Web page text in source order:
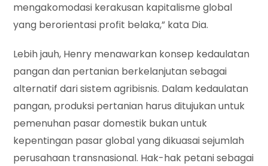
mengakomodasi kerakusan kapitalisme global
yang berorientasi profit belaka,” kata Dia.
Lebih jauh, Henry menawarkan konsep kedaulatan
pangan dan pertanian berkelanjutan sebagai
alternatif dari sistem agribisnis. Dalam kedaulatan
pangan, produksi pertanian harus ditujukan untuk
pemenuhan pasar domestik bukan untuk
kepentingan pasar global yang dikuasai sejumlah
perusahaan transnasional. Hak-hak petani sebagai